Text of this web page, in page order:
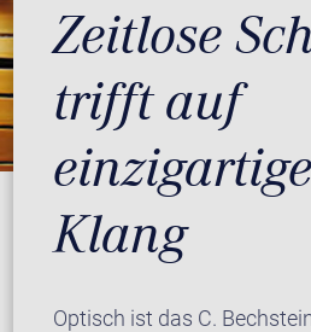
Zeitlose
trifft auf
Klang
Optisch ist das C.